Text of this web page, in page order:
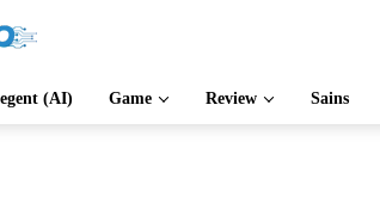
(AI) Game Review Sains